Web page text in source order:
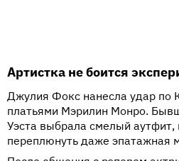
Артистка не боится
Джулия Фокс нанесла удар по
платьями Мэрилин Монро.
Уэста выбрала смелый
переплюнуть даже эпатажная